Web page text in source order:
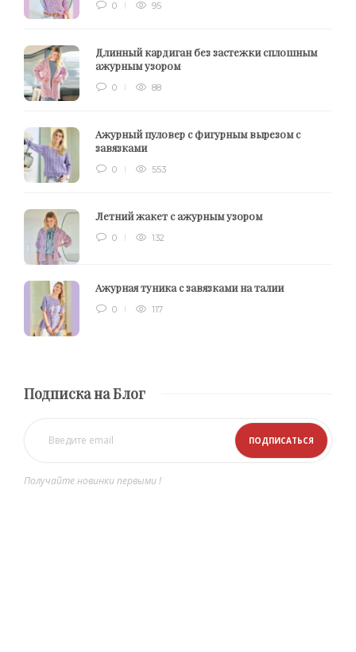
0 95
Длинный кардиган без застежки сплошным
ажурным узором
0 88
Ажурный пуловер с фигурным вырезом с
завязками
0 553
Летний жакет с ажурным узором
0 132
Ажурная туника с завязками на талии
0 117
Подписка на Блог
Получайте новинки первыми !